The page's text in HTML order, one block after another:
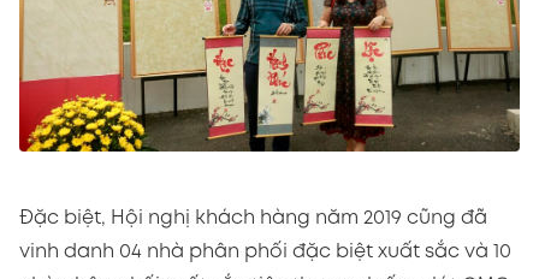
Đặc biệt, Hội nghị khách hàng năm 2019 cũng đã
vinh danh 04 nhà phân phối đặc biệt xuất sắc và 10